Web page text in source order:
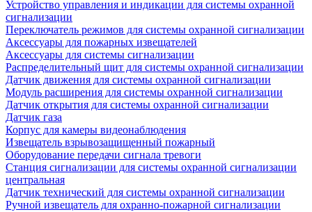
Устройство управления и индикации для системы охранной
сигнализации
Переключатель режимов для системы охранной сигнализации
Аксессуары для пожарных извещателей
Аксессуары для системы сигнализации
Распределительный щит для системы охранной сигнализации
Датчик движения для системы охранной сигнализации
Модуль расширения для системы охранной сигнализации
Датчик открытия для системы охранной сигнализации
Датчик газа
Корпус для камеры видеонаблюдения
Извещатель взрывозащищенный пожарный
Оборудование передачи сигнала тревоги
Станция сигнализации для системы охранной сигнализации
центральная
Датчик технический для системы охранной сигнализации
Ручной извещатель для охранно-пожарной сигнализации